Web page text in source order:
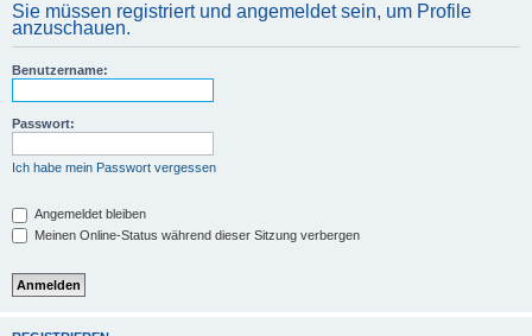
h
Sie müssen registriert und angemeldet sein, um Profile
anzuschauen.
Benutzername:
Passwort:
Ich habe mein Passwort vergessen
Angemeldet bleiben
Meinen Online-Status während dieser Sitzung verbergen